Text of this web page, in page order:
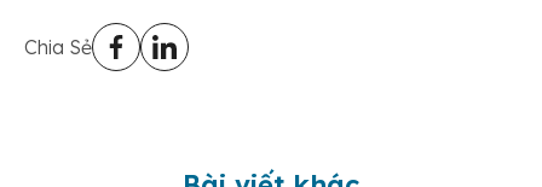
Chia Sẻ